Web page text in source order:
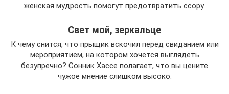
женская мудрость помогут предотвратить ссору.
Свет мой, зеркальце
К чему снится, что прыщик вскочил перед свиданием или
мероприятием, на котором хочется выглядеть
безупречно? Сонник Хассе полагает, что вы цените
чужое мнение слишком высоко.